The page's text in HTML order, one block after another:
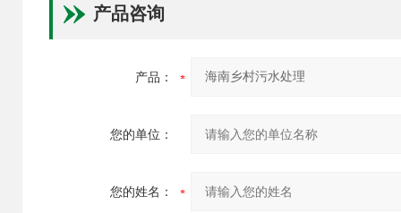
产品咨询
产品：
您的单位：
您的姓名：